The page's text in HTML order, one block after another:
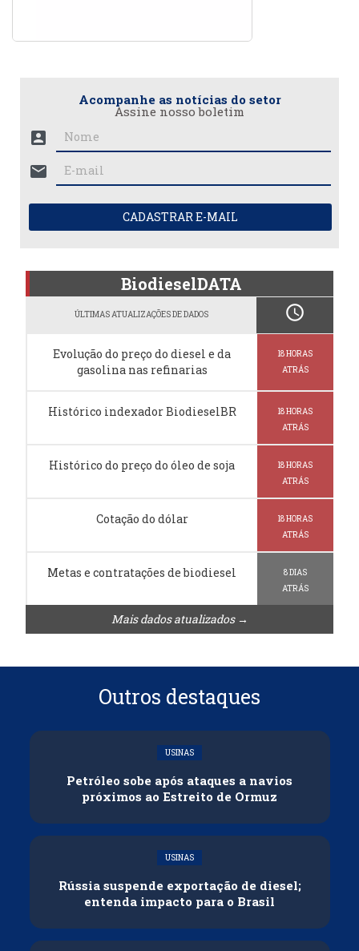
Acompanhe as notícias do setor
Assine nosso boletim
account_box
mail
CADASTRAR E-MAIL
BiodieselDATA
ÚLTIMAS ATUALIZAÇÕES DE DADOS schedule
Evolução do preço do diesel e da
gasolina nas refinarias
18 HORAS
ATRÁS
Histórico indexador BiodieselBR
18 HORAS
ATRÁS
Histórico do preço do óleo de soja
18 HORAS
ATRÁS
Cotação do dólar
18 HORAS
ATRÁS
Metas e contratações de biodiesel
8 DIAS
ATRÁS
Mais dados atualizados →
Outros destaques
USINAS
Petróleo sobe após ataques a navios
próximos ao Estreito de Ormuz
USINAS
Rússia suspende exportação de diesel;
entenda impacto para o Brasil